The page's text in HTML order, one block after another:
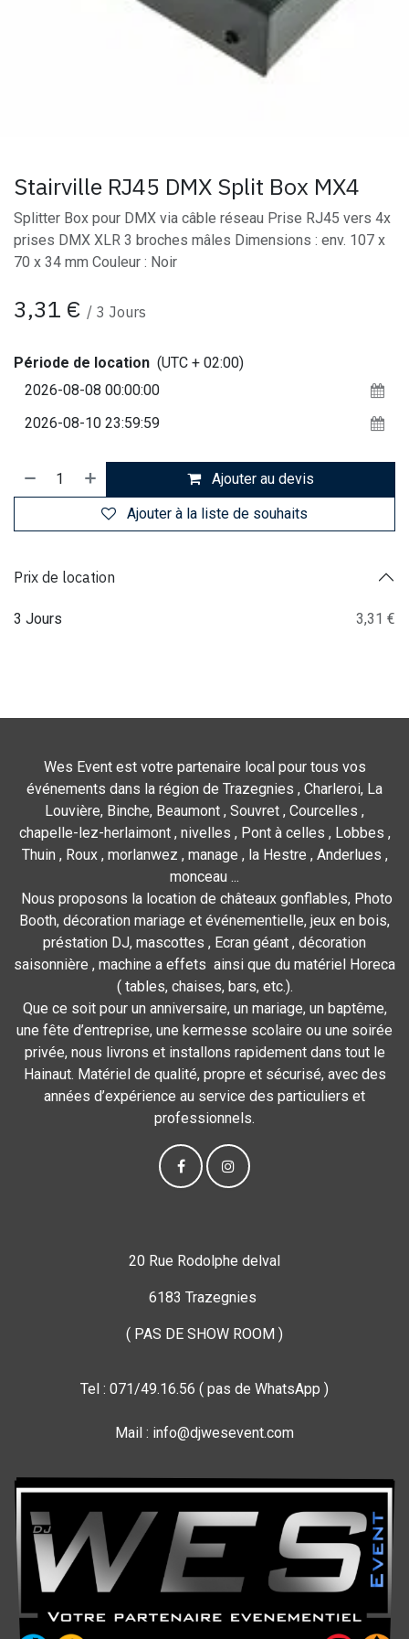
Stairville RJ45 DMX Split Box MX4
Splitter Box pour DMX via câble réseau Prise RJ45 vers 4x
prises DMX XLR 3 broches mâles Dimensions : env. 107 x
70 x 34 mm Couleur : Noir
3,31 € / 3 Jours
Période de location (UTC + 02:00)
Ajouter au devis
Ajouter à la liste de souhaits
Prix de location
3 Jours 3,31 €
Wes Event est votre partenaire local pour tous vos
événements dans la région de Trazegnies , Charleroi, La
Louvière, Binche, Beaumont , Souvret , Courcelles ,
chapelle-lez-herlaimont , nivelles , Pont à celles , Lobbes ,
Thuin , Roux , morlanwez , manage , la Hestre , Anderlues ,
monceau ...
Nous proposons la location de châteaux gonflables, Photo
Booth, décoration mariage et événementielle, jeux en bois,
préstation DJ, mascottes , Ecran géant , décoration
saisonnière , machine a effets ainsi que du matériel Horeca
( tables, chaises, bars, etc.).
Que ce soit pour un anniversaire, un mariage, un baptême,
une fête d’entreprise, une kermesse scolaire ou une soirée
privée, nous livrons et installons rapidement dans tout le
Hainaut. Matériel de qualité, propre et sécurisé, avec des
années d’expérience au service des particuliers et
professionnels.
20 Rue Rodolphe delval
6183 Trazegnies
( PAS DE SHOW ROOM )
Tel : 071/49.16.56 ( pas de WhatsApp )
Mail : info@djwesevent.com